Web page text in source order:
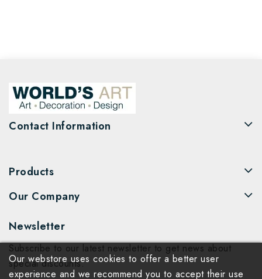
Contact Information
Products
Our Company
Newsletter
Subscribe to our latest newsletter to get news about
special discounts.
Our webstore uses cookies to offer a better user
experience and we recommend you to accept their use